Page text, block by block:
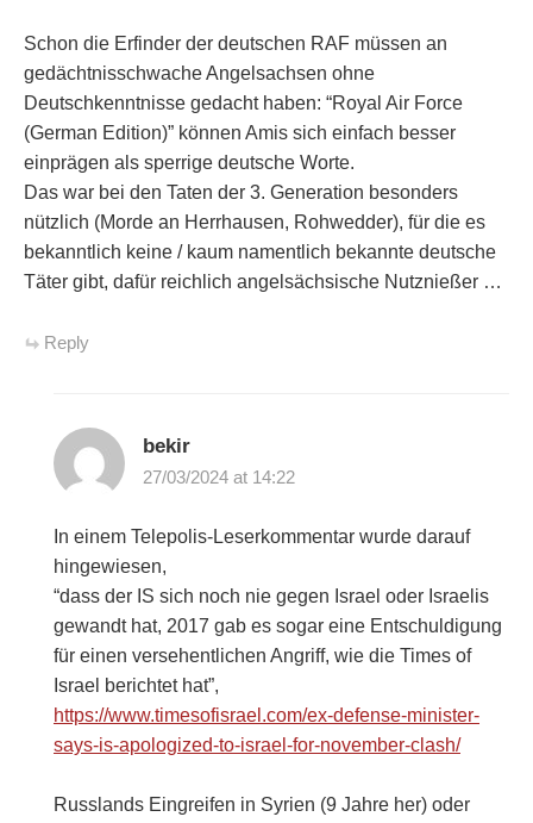
Schon die Erfinder der deutschen RAF müssen an
gedächtnisschwache Angelsachsen ohne
Deutschkenntnisse gedacht haben: “Royal Air Force
(German Edition)” können Amis sich einfach besser
einprägen als sperrige deutsche Worte.
Das war bei den Taten der 3. Generation besonders
nützlich (Morde an Herrhausen, Rohwedder), für die es
bekanntlich keine / kaum namentlich bekannte deutsche
Täter gibt, dafür reichlich angelsächsische Nutznießer …
Reply
bekir
27/03/2024 at 14:22
In einem Telepolis-Leserkommentar wurde darauf
hingewiesen,
“dass der IS sich noch nie gegen Israel oder Israelis
gewandt hat, 2017 gab es sogar eine Entschuldigung
für einen versehentlichen Angriff, wie die Times of
Israel berichtet hat”,
https://www.timesofisrael.com/ex-defense-minister-
says-is-apologized-to-israel-for-november-clash/
Russlands Eingreifen in Syrien (9 Jahre her) oder